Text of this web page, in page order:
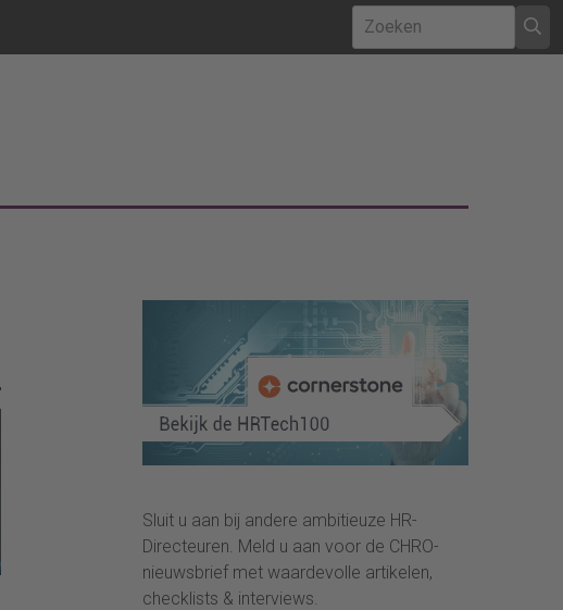
Sluit u aan bij andere ambitieuze HR-
Directeuren. Meld u aan voor de CHRO-
nieuwsbrief met waardevolle artikelen,
checklists & interviews.